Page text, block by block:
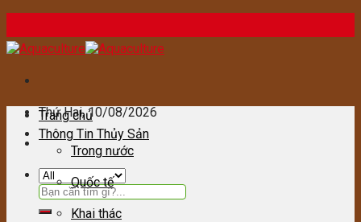
to
content
Thứ Hai, 10/08/2026
Tìm
kiếm:
Trang chủ
Thông Tin Thủy Sản
Trong nước
Quốc tế
Khai thác